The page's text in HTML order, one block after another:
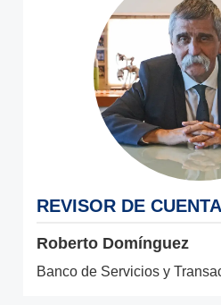
REVISOR DE
Roberto Domínguez
Banco de Servicios y